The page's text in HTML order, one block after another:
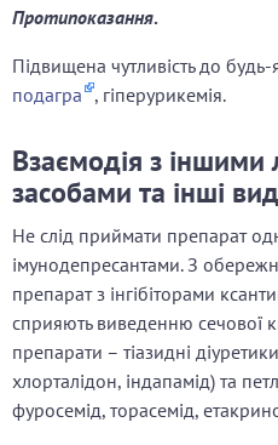
Протипоказання.
Підвищена чутливість до
подагра , гіперурикемія.
Взаємодія з іншими
засобами та інші
Не слід приймати препарат
імунодепресантами. З
препарат з інгібіторами
сприяють виведенню сечової
препарати – тіазидні
хлорталідон, індапамід) та
фуросемід, торасемід,